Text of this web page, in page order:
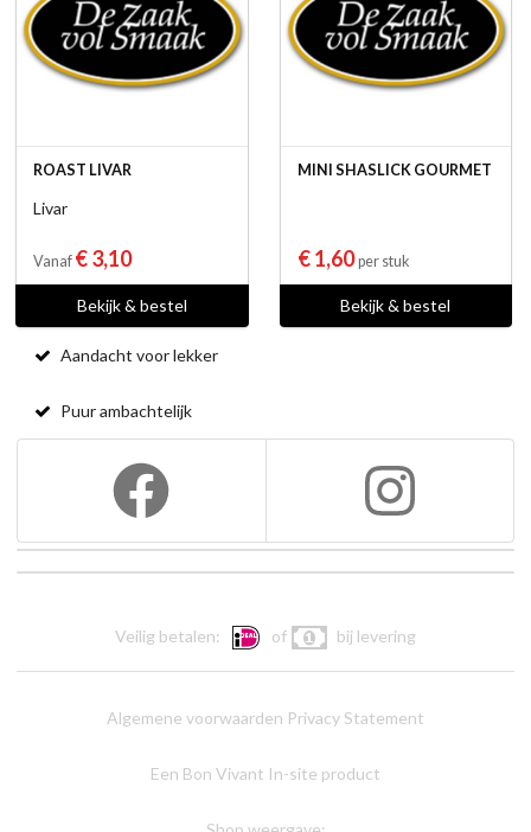
ROAST LIVAR
Livar
Vanaf € 3,10
Bekijk & bestel
MINI SHASLICK GOURMET
€ 1,60per stuk
Bekijk & bestel
Aandacht voor lekker
Puur ambachtelijk
Veilig betalen: of bij levering
Algemene voorwaarden Privacy Statement
Een Bon Vivant In-site product